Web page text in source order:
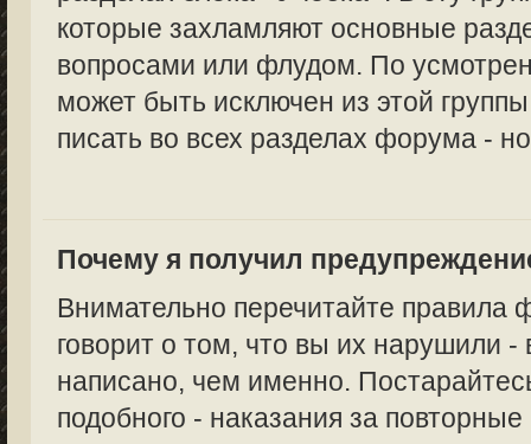
которые захламляют основные
вопросами или флудом. По
может быть исключен из этой
писать во всех разделах форума -
Почему я получил
Внимательно перечитайте
говорит о том, что вы их нарушили -
написано, чем именно.
подобного - наказания за